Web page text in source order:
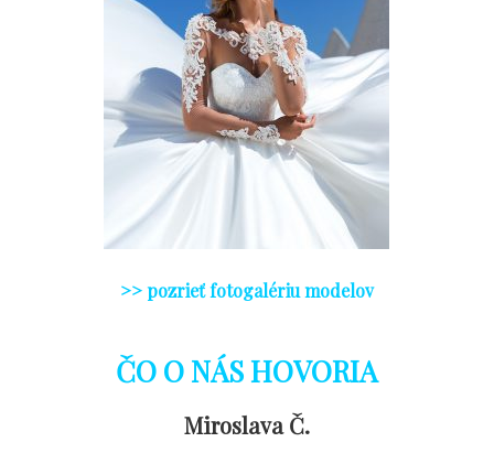
>> pozrieť fotogalériu modelov
ČO O NÁS HOVORIA
Miroslava Č.